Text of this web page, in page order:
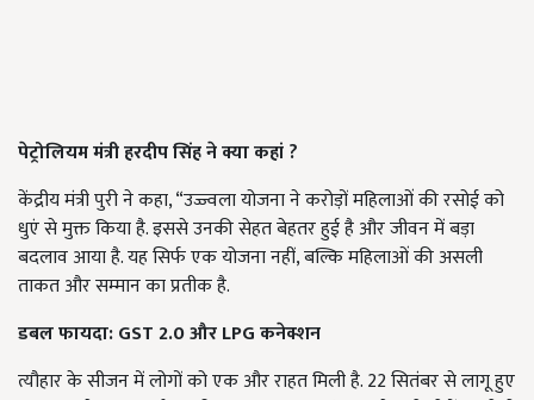
पेट्रोलियम मंत्री हरदीप सिंह ने क्या कहां ?
केंद्रीय मंत्री पुरी ने कहा, “उज्ज्वला योजना ने करोड़ों महिलाओं की रसोई को
धुएं से मुक्त किया है. इससे उनकी सेहत बेहतर हुई है और जीवन में बड़ा
बदलाव आया है. यह सिर्फ एक योजना नहीं, बल्कि महिलाओं की असली
ताकत और सम्मान का प्रतीक है.
डबल फायदा: GST 2.0 और LPG कनेक्शन
त्यौहार के सीजन में लोगों को एक और राहत मिली है. 22 सितंबर से लागू हुए